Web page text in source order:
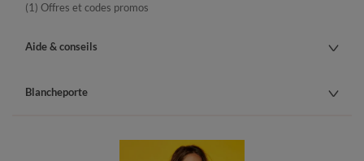
(1) Offres et codes promos
Aide & conseils
Blancheporte